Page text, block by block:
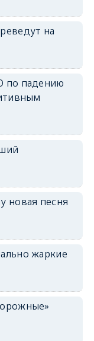
на
по падению
новая песня
жаркие